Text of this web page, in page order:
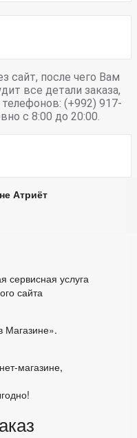
сайт, после чего Вам
все детали заказа,
(+992) 917-
с 8:00 до 20:00.
Атриёт
сервисная услуга
сайта
Магазине».
магазине,